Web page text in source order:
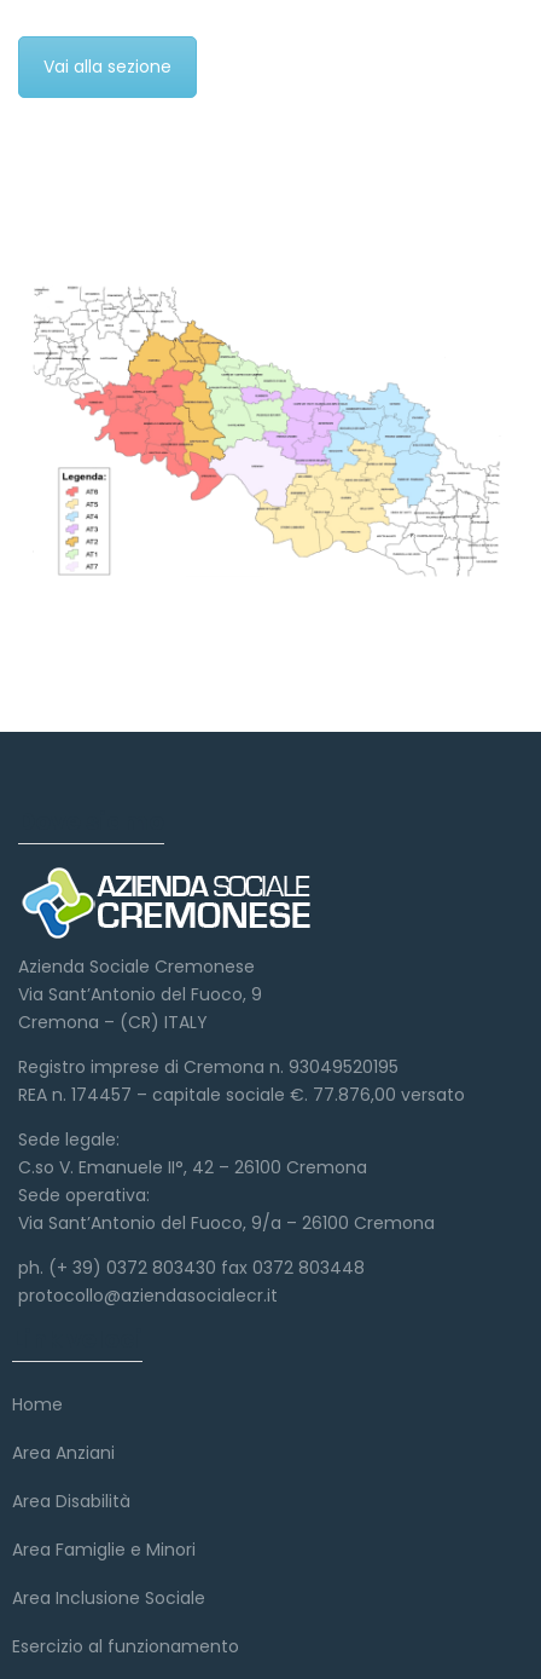
Vai alla sezione
Azienda Sociale Cremonese
Via Sant’Antonio del Fuoco, 9
Cremona – (CR) ITALY
Registro imprese di Cremona n. 93049520195
REA n. 174457 – capitale sociale €. 77.876,00 versato
Sede legale:
C.so V. Emanuele II°, 42 – 26100 Cremona
Sede operativa:
Via Sant’Antonio del Fuoco, 9/a – 26100 Cremona
ph. (+ 39) 0372 803430 fax 0372 803448
protocollo@aziendasocialecr.it
Home
Area Anziani
Area Disabilità
Area Famiglie e Minori
Area Inclusione Sociale
Esercizio al funzionamento